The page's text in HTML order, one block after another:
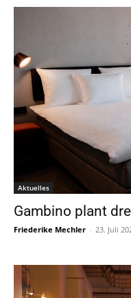
Aktuelles
Gambino plant
Friederike Mechler - 23. Juli